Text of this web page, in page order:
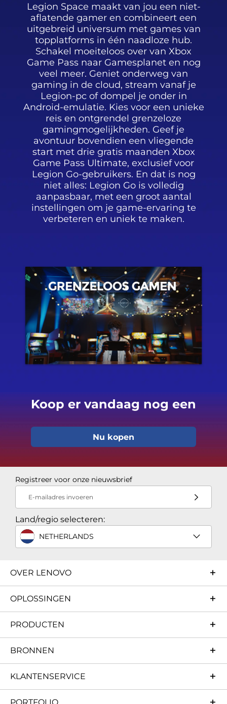
Legion Space maakt van jou een niet-
aflatende gamer en combineert een
uitgebreid universum met games van
topplatforms in één naadloze hub.
Schakel moeiteloos over van Xbox
Game Pass naar Gamesplanet en nog
veel meer. Geniet onderweg van
gaming in de cloud, stream vanaf je
Legion-pc of dompel je onder in
Android-emulatie. Kies voor een unieke
reis en ontgrendel grenzeloze
gamingmogelijkheden. Geef je
avontuur bovendien een vliegende
start met drie gratis maanden Xbox
Game Pass Ultimate, exclusief voor
Legion Go-gebruikers. En dat is nog
niet alles: Legion Go is volledig
aanpasbaar, met een groot aantal
instellingen om je game-ervaring te
verbeteren en uniek te maken.
Koop er vandaag nog een
Nu kopen
Registreer voor onze nieuwsbrief
E-mailadres invoeren
Land/regio selecteren:
NETHERLANDS
OVER LENOVO
OPLOSSINGEN
PRODUCTEN
BRONNEN
KLANTENSERVICE